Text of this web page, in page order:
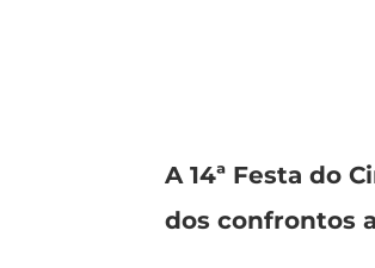
A 14ª Festa do
dos confrontos